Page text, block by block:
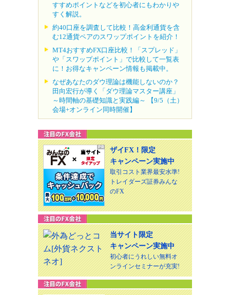
すすめポイントなどを初心者にもわかりや
すく解説。
約40口座を調査して比較！高金利通貨を含
む12通貨ペアのスワップポイントを紹介！
MT4おすすめFX口座比較！「スプレッド」
や「スワップポイント」で比較して一覧表
に！お得なキャンペーン情報も掲載中。
なぜあなたのダウ理論は機能しないのか？
田向宏行が導く「ダウ理論マスター講座」
～時間軸の基礎知識と実践編～ 【9/5（土）
会場+オンライン同時開催】
ザイFX！限定
キャンペーン実施中
取引コスト業界最安水準!
トレイダーズ証券みんな
のFX
当サイト限定
キャンペーン実施中
初心者にうれしい無料オ
ンラインセミナーが充実!